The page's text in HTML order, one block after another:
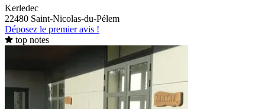
Kerledec
22480 Saint-Nicolas-du-Pélem
Déposez le premier avis !
top notes